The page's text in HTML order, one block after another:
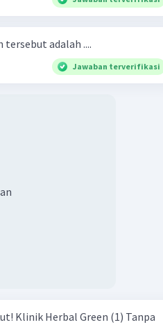
adalah ....
Jawaban terverifikasi